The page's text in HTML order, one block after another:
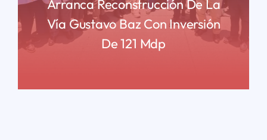
Arranca Reconstrucción De La
Vía Gustavo Baz Con Inversión
De 121 Mdp